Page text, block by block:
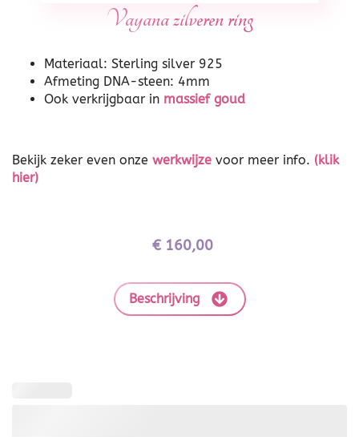
Vayana zilveren ring
Materiaal: Sterling silver 925
Afmeting DNA-steen: 4mm
Ook verkrijgbaar in massief goud
Bekijk zeker even onze werkwijze voor meer info. (klik
hier)
€ 160,00
Beschrijving